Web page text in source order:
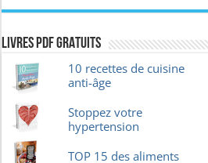
Livres pdf GRATUITS
10 recettes de cuisine
anti-âge
Stoppez votre
hypertension
TOP 15 des aliments